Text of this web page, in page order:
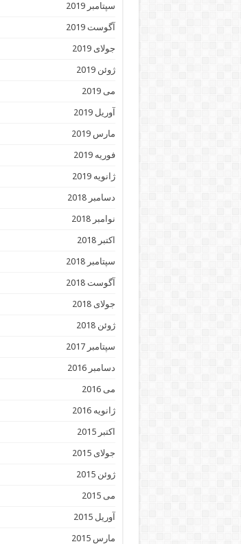
سپتامبر 2019
آگوست 2019
جولای 2019
ژوئن 2019
می 2019
آوریل 2019
مارس 2019
فوریه 2019
ژانویه 2019
دسامبر 2018
نوامبر 2018
اکتبر 2018
سپتامبر 2018
آگوست 2018
جولای 2018
ژوئن 2018
سپتامبر 2017
دسامبر 2016
می 2016
ژانویه 2016
اکتبر 2015
جولای 2015
ژوئن 2015
می 2015
آوریل 2015
مارس 2015